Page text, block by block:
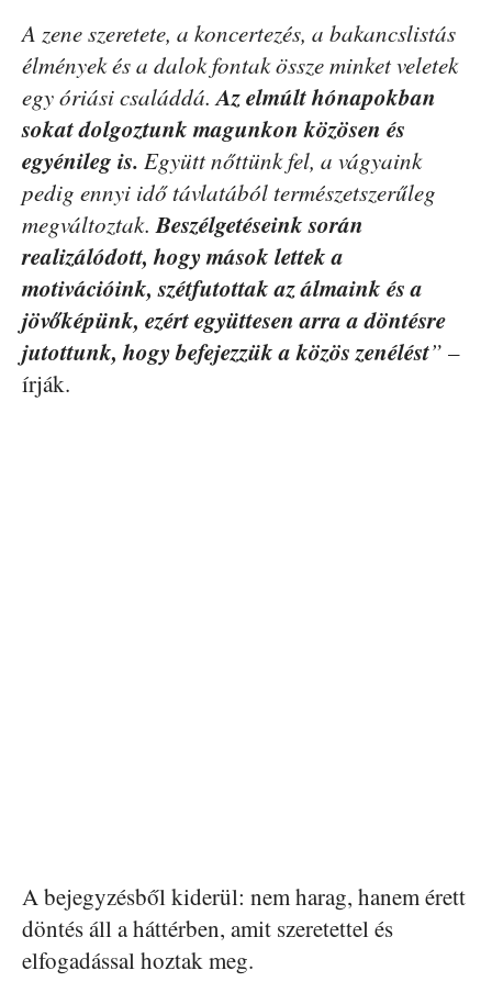
A zene szeretete, a koncertezés, a bakancslistás
élmények és a dalok fontak össze minket veletek
egy óriási családdá.Az elmúlt hónapokban
sokat dolgoztunk magunkon közösen és
egyénileg is. Együtt nőttünk fel, a vágyaink
pedig ennyi idő távlatából természetszerűleg
megváltoztak.Beszélgetéseink során
realizálódott, hogy mások lettek a
motivációink, szétfutottak az álmaink és a
jövőképünk, ezért együttesen arra a döntésre
jutottunk, hogy befejezzük a közös zenélést” –
írják.
A bejegyzésből kiderül: nem harag, hanem érett
döntés áll a háttérben, amit szeretettel és
elfogadással hoztak meg.